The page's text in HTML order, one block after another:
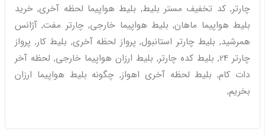
چارتر, کد تخفیف مستر بلیط, بلیط هواپیما لحظه آخری, خرید
بلیط هواپیما ماهان, بلیط هواپیما خارجی, چارتر مفت, آژانس
همرشید, بلیط چارتر استانبول, پرواز لحظه آخری, بلیط کار, پرواز
چارتر 24, بلیط کده چارتر, بلیط ارزان هواپیما خارجی, لحظه آخر
دات کام, بلیط لحظه آخری اهواز, چگونه بلیط هواپیما ارزان
بخریم,